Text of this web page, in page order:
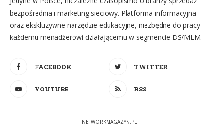
bezpośrednia i marketing sieciowy. Platforma informacyjna
oraz ekskluzywne narzędzie edukacyjne, niezbędne do pracy
każdemu menadżerowi działającemu w segmencie DS/MLM.
FACEBOOK TWITTER
YOUTUBE RSS
NETWORKMAGAZYN.PL